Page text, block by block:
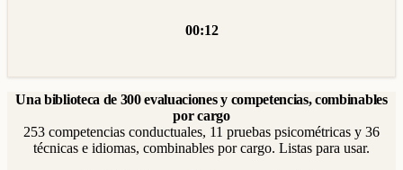
00:12
Una biblioteca de 300 evaluaciones y competencias, combinables
por cargo
253 competencias conductuales, 11 pruebas psicométricas y 36
técnicas e idiomas, combinables por cargo. Listas para usar.